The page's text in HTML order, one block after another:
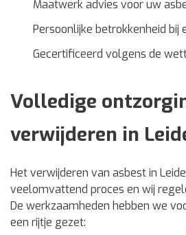
Maatwerk advies voor uw
Persoonlijke betrokkenheid bij
Gecertificeerd volgens de
Volledige
verwijderen in
Het verwijderen van asbest in
veelomvattend proces en wij
De werkzaamheden hebben we
een rijtje gezet: